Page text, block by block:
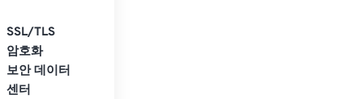
SSL/TLS
암호화
보안 데이터
센터